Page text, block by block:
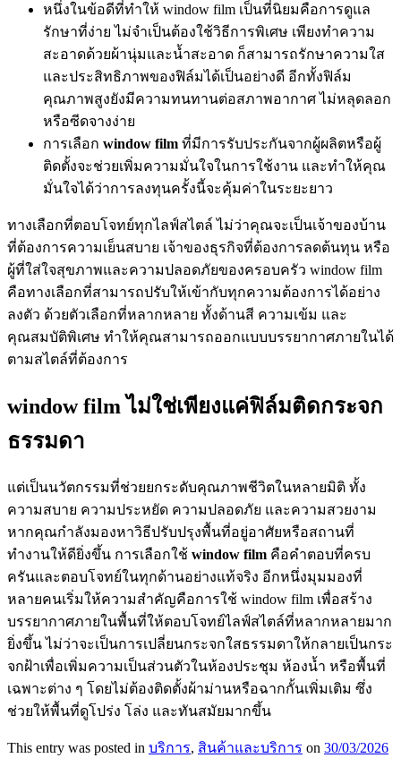
หนึ่งในข้อดีที่ทำให้ window film เป็นที่นิยมคือการดูแล
รักษาที่ง่าย ไม่จำเป็นต้องใช้วิธีการพิเศษ เพียงทำความ
สะอาดด้วยผ้านุ่มและน้ำสะอาด ก็สามารถรักษาความใส
และประสิทธิภาพของฟิล์มได้เป็นอย่างดี อีกทั้งฟิล์ม
คุณภาพสูงยังมีความทนทานต่อสภาพอากาศ ไม่หลุดลอก
หรือซีดจางง่าย
การเลือก window film ที่มีการรับประกันจากผู้ผลิตหรือผู้
ติดตั้งจะช่วยเพิ่มความมั่นใจในการใช้งาน และทำให้คุณ
มั่นใจได้ว่าการลงทุนครั้งนี้จะคุ้มค่าในระยะยาว
ทางเลือกที่ตอบโจทย์ทุกไลฟ์สไตล์ ไม่ว่าคุณจะเป็นเจ้าของบ้าน
ที่ต้องการความเย็นสบาย เจ้าของธุรกิจที่ต้องการลดต้นทุน หรือ
ผู้ที่ใส่ใจสุขภาพและความปลอดภัยของครอบครัว window film
คือทางเลือกที่สามารถปรับให้เข้ากับทุกความต้องการได้อย่าง
ลงตัว ด้วยตัวเลือกที่หลากหลาย ทั้งด้านสี ความเข้ม และ
คุณสมบัติพิเศษ ทำให้คุณสามารถออกแบบบรรยากาศภายในได้
ตามสไตล์ที่ต้องการ
window film ไม่ใช่เพียงแค่ฟิล์มติดกระจก
ธรรมดา
แต่เป็นนวัตกรรมที่ช่วยยกระดับคุณภาพชีวิตในหลายมิติ ทั้ง
ความสบาย ความประหยัด ความปลอดภัย และความสวยงาม
หากคุณกำลังมองหาวิธีปรับปรุงพื้นที่อยู่อาศัยหรือสถานที่
ทำงานให้ดียิ่งขึ้น การเลือกใช้ window film คือคำตอบที่ครบ
ครันและตอบโจทย์ในทุกด้านอย่างแท้จริง อีกหนึ่งมุมมองที่
หลายคนเริ่มให้ความสำคัญคือการใช้ window film เพื่อสร้าง
บรรยากาศภายในพื้นที่ให้ตอบโจทย์ไลฟ์สไตล์ที่หลากหลายมาก
ยิ่งขึ้น ไม่ว่าจะเป็นการเปลี่ยนกระจกใสธรรมดาให้กลายเป็นกระ
จกฝ้าเพื่อเพิ่มความเป็นส่วนตัวในห้องประชุม ห้องน้ำ หรือพื้นที่
เฉพาะต่าง ๆ โดยไม่ต้องติดตั้งผ้าม่านหรือฉากกั้นเพิ่มเติม ซึ่ง
ช่วยให้พื้นที่ดูโปร่ง โล่ง และทันสมัยมากขึ้น
This entry was posted in บริการ, สินค้าและบริการ on 30/03/2026